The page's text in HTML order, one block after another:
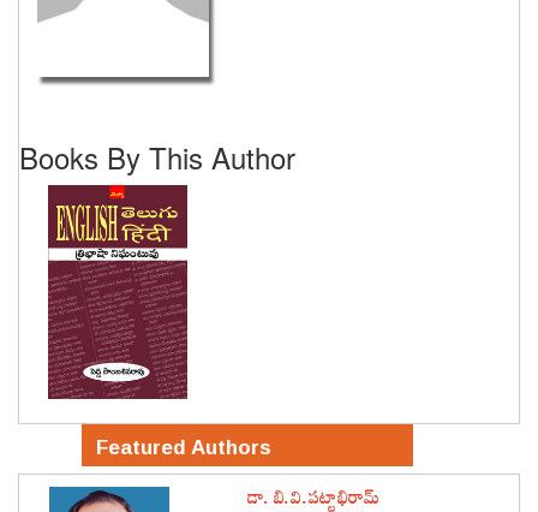
Books By This Author
Featured Authors
డా. బి.వి.పట్టాభిరామ్